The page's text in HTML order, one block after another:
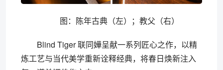
图：陈年古典（左）；教父（右）
Blind Tiger 联同嬅呈献一系列匠心之作，以精
炼工艺与当代美学重新诠释经典，将春日焕新注入